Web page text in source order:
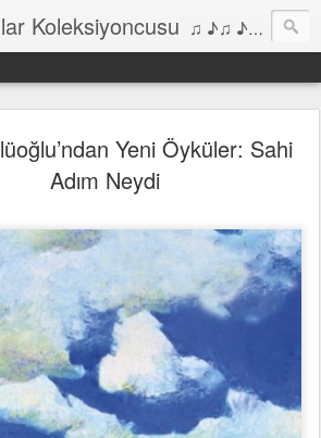
Koleksiyoncusu ♫ ♪♫ ♪ ♫ ♪♫ ♪•♫♪ 2006'dan bu yana Film, Dizi, Müzik ve Kitaplar üzerine Yazılar Diyarı...
Yeni Öyküler: Sahi
Adım Neydi